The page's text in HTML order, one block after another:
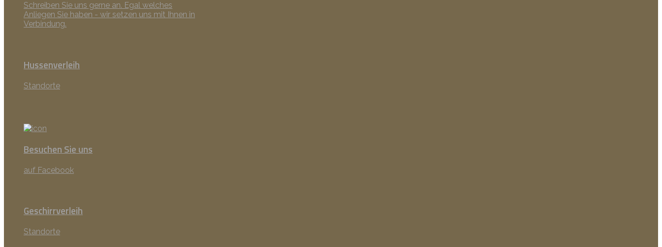
Schreiben Sie uns gerne an. Egal welches
Anliegen Sie haben - wir setzen uns mit Ihnen in
Verbindung.
Hussenverleih
Standorte
Besuchen Sie uns
auf Facebook
Geschirrverleih
Standorte